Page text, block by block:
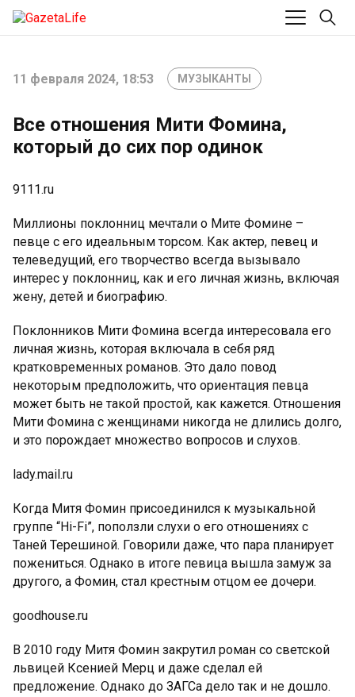
11 февраля 2024, 18:53 МУЗЫКАНТЫ
Все отношения Мити Фомина,
который до сих пор одинок
9111.ru
Миллионы поклонниц мечтали о Мите Фомине –
певце с его идеальным торсом. Как актер, певец и
телеведущий, его творчество всегда вызывало
интерес у поклонниц, как и его личная жизнь, включая
жену, детей и биографию.
Поклонников Мити Фомина всегда интересовала его
личная жизнь, которая включала в себя ряд
кратковременных романов. Это дало повод
некоторым предположить, что ориентация певца
может быть не такой простой, как кажется. Отношения
Мити Фомина с женщинами никогда не длились долго,
и это порождает множество вопросов и слухов.
lady.mail.ru
Когда Митя Фомин присоединился к музыкальной
группе “Hi-Fi”, поползли слухи о его отношениях с
Таней Терешиной. Говорили даже, что пара планирует
пожениться. Однако в итоге певица вышла замуж за
другого, а Фомин, стал крестным отцом ее дочери.
goodhouse.ru
В 2010 году Митя Фомин закрутил роман со светской
львицей Ксенией Мерц и даже сделал ей
предложение. Однако до ЗАГСа дело так и не дошло.